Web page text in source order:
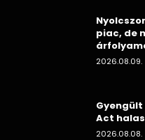
piac, de
2026.08.09.
Gyengült
Act
2026.08.08.